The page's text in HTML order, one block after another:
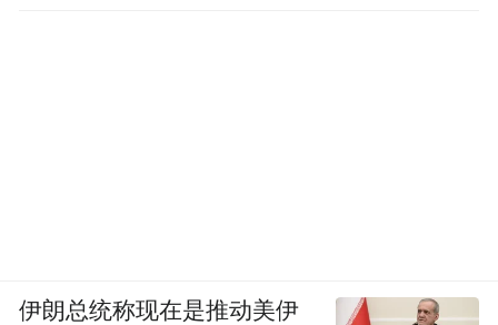
伊朗总统称现在是推动美伊